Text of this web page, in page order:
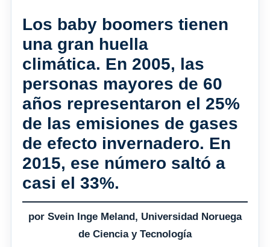
Los baby boomers tienen
una gran huella
climática. En 2005, las
personas mayores de 60
años representaron el 25%
de las emisiones de gases
de efecto invernadero. En
2015, ese número saltó a
casi el 33%.
por Svein Inge Meland, Universidad Noruega
de Ciencia y Tecnología